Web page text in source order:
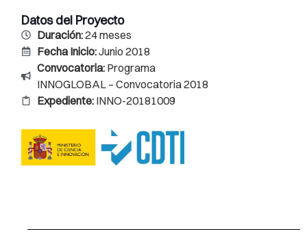
Datos del Proyecto
Duración:24 meses
Fecha Inicio:Junio 2018
Convocatoria:Programa
INNOGLOBAL – Convocatoria 2018
Expediente:INNO-20181009